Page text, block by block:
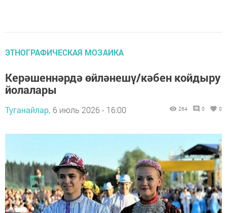
ЭТНОГРАФИЧЕСКАЯ МОЗАИКА
Керәшеннәрдә өйләнешү/кәбен койдыру
йолалары
Туганайлар, 6 июль 2026 - 16:00 264 0 0